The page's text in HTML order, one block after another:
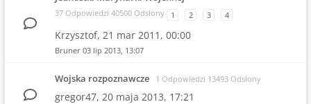
37 Odpowiedzi 40500 Odsłony 1 2 3 4
Krzysztof, 21 mar 2011, 00:00
Bruner 03 lip 2013, 13:07
Wojska rozpoznawcze 1 Odpowiedzi 13493 Odsłony
gregor47, 20 maja 2013, 17:21